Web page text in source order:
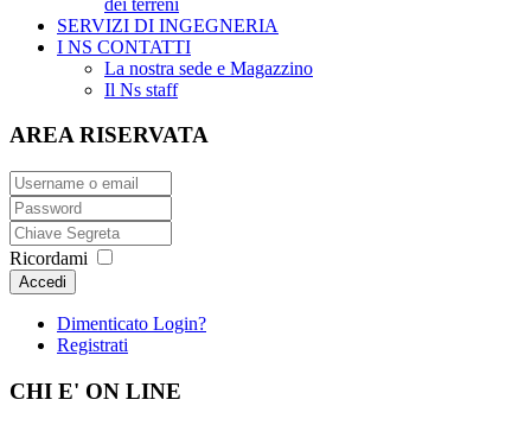
SERVIZI DI INGEGNERIA
I NS CONTATTI
La nostra sede e Magazzino
Il Ns staff
AREA RISERVATA
Ricordami
Accedi
Dimenticato Login?
Registrati
CHI E' ON LINE